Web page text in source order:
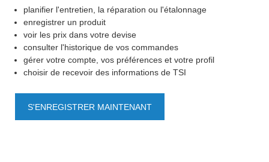
planifier l'entretien, la réparation ou l'étalonnage
enregistrer un produit
voir les prix dans votre devise
consulter l'historique de vos commandes
gérer votre compte, vos préférences et votre profil
choisir de recevoir des informations de TSI
S'ENREGISTRER MAINTENANT